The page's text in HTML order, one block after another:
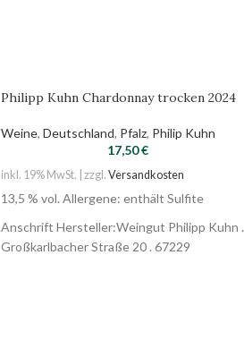
Philipp Kuhn Chardonnay trocken 2024
Weine, Deutschland, Pfalz, Philip Kuhn
17,50€
inkl. 19% MwSt. | zzgl. Versandkosten
13,5 % vol. Allergene: enthält Sulfite
Anschrift Hersteller:Weingut Philipp Kuhn .
Großkarlbacher Straße 20 . 67229